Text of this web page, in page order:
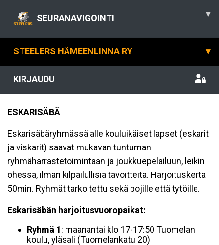
SEURANAVIGOINTI ▾
STEELERS HÄMEENLINNA RY ▾
KIRJAUDU
ESKARISÄBÄ
Eskarisäbäryhmässä alle kouluikäiset lapset (eskarit
ja viskarit) saavat mukavan tuntuman
ryhmäharrastetoimintaan ja joukkuepelailuun, leikin
ohessa, ilman kilpailullisia tavoitteita. Harjoituskerta
50min. Ryhmät tarkoitettu sekä pojille että tytöille.
Eskarisäbän harjoitusvuoropaikat:
Ryhmä 1: maanantai klo 17-17:50 Tuomelan
koulu, yläsali (Tuomelankatu 20)